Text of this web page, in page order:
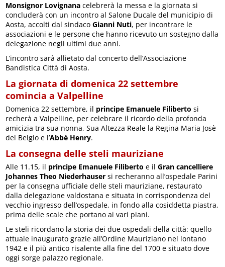
Monsignor Lovignana celebrerà la messa e la giornata si
concluderà con un incontro al Salone Ducale del municipio di
Aosta, accolti dal sindaco Gianni Nuti, per incontrare le
associazioni e le persone che hanno ricevuto un sostegno dalla
delegazione negli ultimi due anni.
L’incontro sarà allietato dal concerto dell’Associazione
Bandistica Città di Aosta.
La giornata di domenica 22 settembre
comincia a Valpelline
Domenica 22 settembre, il principe Emanuele Filiberto si
recherà a Valpelline, per celebrare il ricordo della profonda
amicizia tra sua nonna, Sua Altezza Reale la Regina Maria Josè
del Belgio e l’Abbé Henry.
La consegna delle steli mauriziane
Alle 11.15, il principe Emanuele Filiberto e il Gran cancelliere
Johannes Theo Niederhauser si recheranno all’ospedale Parini
per la consegna ufficiale delle steli mauriziane, restaurato
dalla delegazione valdostana e situata in corrispondenza del
vecchio ingresso dell’ospedale, in fondo alla cosiddetta piastra,
prima delle scale che portano ai vari piani.
Le steli ricordano la storia dei due ospedali della città: quello
attuale inaugurato grazie all’Ordine Mauriziano nel lontano
1942 e il più antico risalente alla fine del 1700 e situato dove
oggi sorge palazzo regionale.